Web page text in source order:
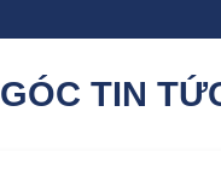
GÓC TIN